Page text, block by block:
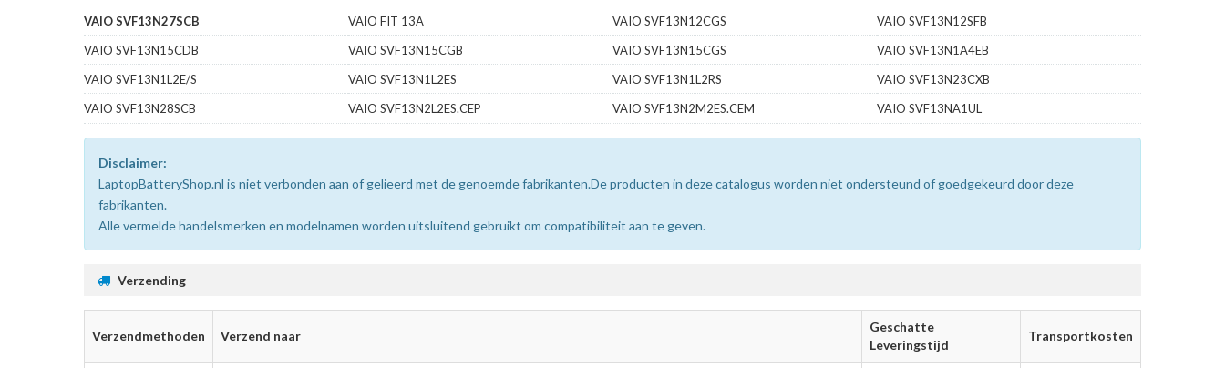
VAIO SVF13N27SCB VAIO FIT 13A VAIO SVF13N12CGS
VAIO SVF13N12SFB
VAIO SVF13N15CDB
VAIO SVF13N15CGB VAIO SVF13N15CGS
VAIO SVF13N1A4EB
VAIO SVF13N1L2E/S
VAIO SVF13N1L2ES VAIO SVF13N1L2RS
VAIO SVF13N23CXB
VAIO SVF13N28SCB
VAIO SVF13N2L2ES.CEP VAIO SVF13N2M2ES.CEM VAIO SVF13NA1UL
Disclaimer:
LaptopBatteryShop.nl is niet verbonden aan of gelieerd met de genoemde fabrikanten.De producten in deze catalogus worden niet ondersteund of goedgekeurd door deze
fabrikanten.
Alle vermelde handelsmerken en modelnamen worden uitsluitend gebruikt om compatibiliteit aan te geven.
Verzending
Verzendmethoden Verzend naar
Geschatte
Leveringstijd
Transportkosten